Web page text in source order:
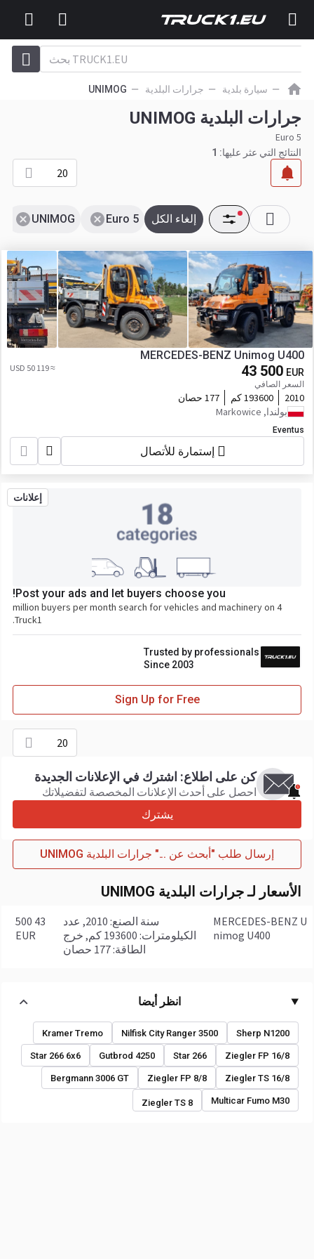
سيارة بلدية جرارات البلدية UNIMOG
جرارات البلدية UNIMOG
Euro 5
النتائج التي عثر عليها: 1
20
UNIMOG Euro 5 إلغاء الكل
MERCEDES-BENZ Unimog U400
43 500 EUR
السعر الصافي
≈ 50 119 USD
2010 193600 كم
177 حصان
بولندا, Markowice
Eventus
إستمارة للأتصال
إعلانات
Post your ads and let buyers choose you!
4 million buyers per month search for vehicles and machinery on
Truck1.
Trusted by professionals
Since 2003
Sign Up for Free
20
كن على اطلاع: اشترك في الإعلانات الجديدة
احصل على أحدث الإعلانات المخصصة لتفضيلاتك
يشترك
إرسال طلب "أبحث عن ..." جرارات البلدية UNIMOG
الأسعار لـ جرارات البلدية UNIMOG
MERCEDES-BENZ U
nimog U400
سنة الصنع: 2010, عدد
الكيلومترات: 193600 كم, خرج
الطاقة: 177 حصان
43 500
EUR
انظر أيضا
Sherp N1200
Nilfisk City Ranger 3500
Kramer Tremo
Ziegler FP 16/8
Star 266
Gutbrod 4250
Star 266 6x6
Ziegler TS 16/8
Ziegler FP 8/8
Bergmann 3006 GT
Multicar Fumo M30
Ziegler TS 8